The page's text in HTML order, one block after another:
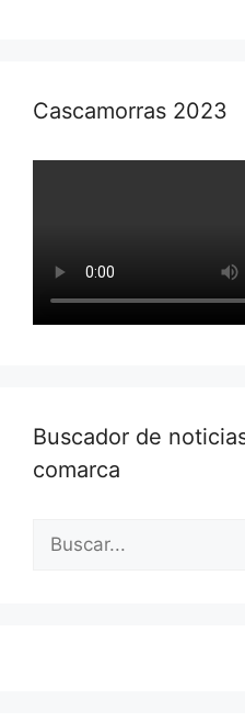
Cascamorras 2023
Buscador de
comarca